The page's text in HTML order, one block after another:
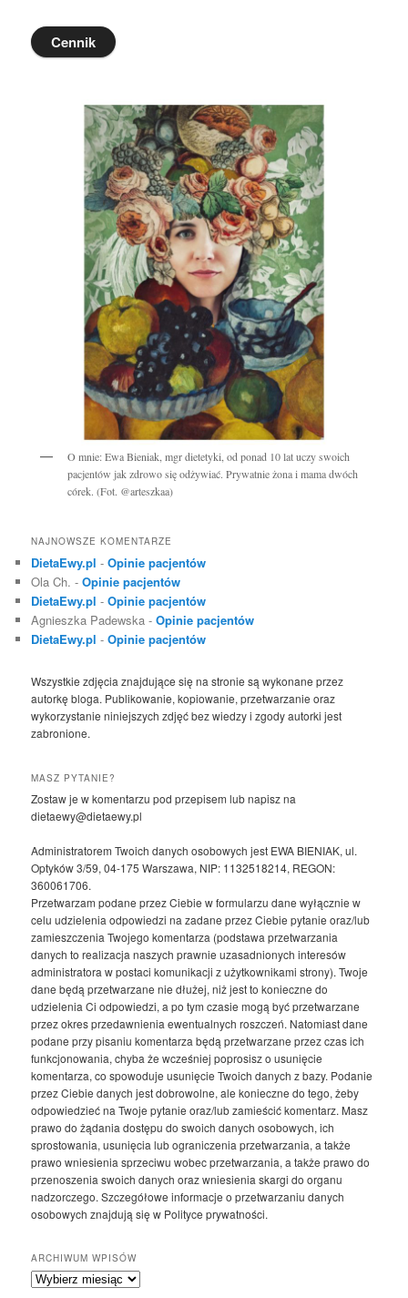
Cennik
O mnie: Ewa Bieniak, mgr dietetyki, od ponad 10 lat uczy swoich
pacjentów jak zdrowo się odżywiać. Prywatnie żona i mama dwóch
córek. (Fot. @arteszkaa)
NAJNOWSZE KOMENTARZE
DietaEwy.pl -Opinie pacjentów
Ola Ch. -Opinie pacjentów
DietaEwy.pl -Opinie pacjentów
Agnieszka Padewska -Opinie pacjentów
DietaEwy.pl -Opinie pacjentów
Wszystkie zdjęcia znajdujące się na stronie są wykonane przez
autorkę bloga. Publikowanie, kopiowanie, przetwarzanie oraz
wykorzystanie niniejszych zdjęć bez wiedzy i zgody autorki jest
zabronione.
MASZ PYTANIE?
Zostaw je w komentarzu pod przepisem lub napisz na
dietaewy@dietaewy.pl
Administratorem Twoich danych osobowych jest EWA BIENIAK, ul.
Optyków 3/59, 04-175 Warszawa, NIP: 1132518214, REGON:
360061706.
Przetwarzam podane przez Ciebie w formularzu dane wyłącznie w
celu udzielenia odpowiedzi na zadane przez Ciebie pytanie oraz/lub
zamieszczenia Twojego komentarza (podstawa przetwarzania
danych to realizacja naszych prawnie uzasadnionych interesów
administratora w postaci komunikacji z użytkownikami strony). Twoje
dane będą przetwarzane nie dłużej, niż jest to konieczne do
udzielenia Ci odpowiedzi, a po tym czasie mogą być przetwarzane
przez okres przedawnienia ewentualnych roszczeń. Natomiast dane
podane przy pisaniu komentarza będą przetwarzane przez czas ich
funkcjonowania, chyba że wcześniej poprosisz o usunięcie
komentarza, co spowoduje usunięcie Twoich danych z bazy. Podanie
przez Ciebie danych jest dobrowolne, ale konieczne do tego, żeby
odpowiedzieć na Twoje pytanie oraz/lub zamieścić komentarz. Masz
prawo do żądania dostępu do swoich danych osobowych, ich
sprostowania, usunięcia lub ograniczenia przetwarzania, a także
prawo wniesienia sprzeciwu wobec przetwarzania, a także prawo do
przenoszenia swoich danych oraz wniesienia skargi do organu
nadzorczego. Szczegółowe informacje o przetwarzaniu danych
osobowych znajdują się w Polityce prywatności.
ARCHIWUM WPISÓW
Archiwum